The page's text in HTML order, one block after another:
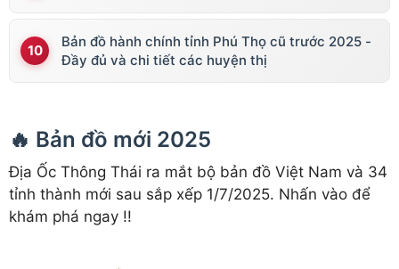
Bản đồ hành chính tỉnh Phú Thọ cũ trước 2025 -
Đầy đủ và chi tiết các huyện thị
🔥 Bản đồ mới 2025
Địa Ốc Thông Thái ra mắt bộ bản đồ Việt Nam và 34
tỉnh thành mới sau sắp xếp 1/7/2025. Nhấn vào để
khám phá ngay !!